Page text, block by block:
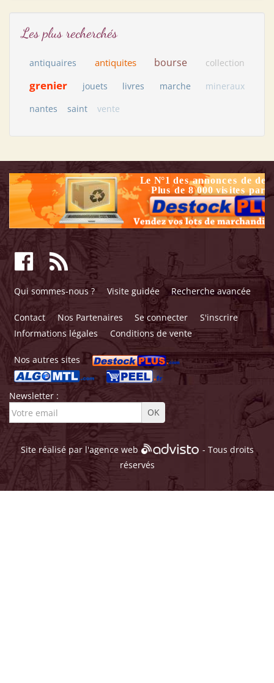
Les plus recherchés
antiquaires antiquites bourse collection
grenier jouets livres marche
mineraux
nantes
saint vente
Qui sommes-nous ? Visite guidée Recherche avancée
Contact Nos Partenaires Se connecter
S'inscrire
Informations légales
Conditions de vente
Nos autres sites
Newsletter :
Site réalisé par l'agence web
- Tous droits
réservés